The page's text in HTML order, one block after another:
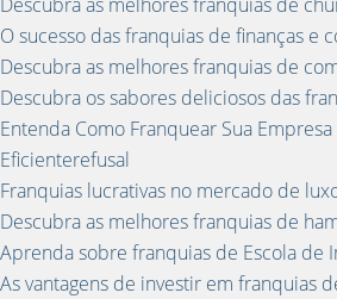
O sucesso das franquias de finanças e
Descubra as melhores franquias de
Descubra os sabores deliciosos das
Entenda Como Franquear Sua
Eficienterefusal
Franquias lucrativas no mercado de
Descubra as melhores franquias de
Aprenda sobre franquias de Escola de
As vantagens de investir em franquias